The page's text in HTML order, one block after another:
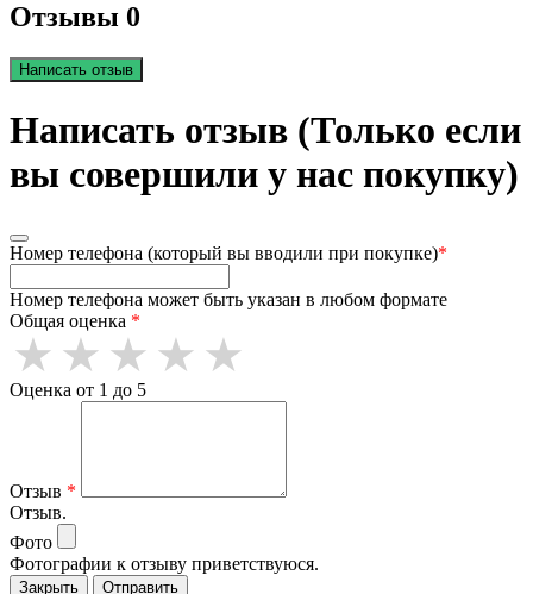
Отзывы 0
Написать отзыв
Написать отзыв (Только если
вы совершили у нас покупку)
Номер телефона (который вы вводили при покупке)*
Номер телефона может быть указан в любом формате
Общая оценка *
Оценка от 1 до 5
Отзыв *
Отзыв.
Фото
Фотографии к отзыву приветствуюся.
Закрыть Отправить